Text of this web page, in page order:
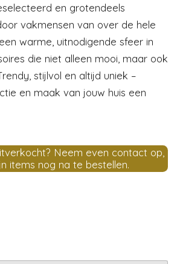
en grotendeels
vakmensen van over de hele
warme, uitnodigende sfeer in
die niet alleen mooi, maar ook
stijlvol en altijd uniek –
en maak van jouw huis een
Neem even contact op,
items nog na te bestellen.